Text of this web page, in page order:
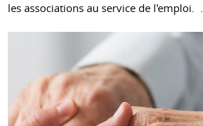
les associations au service de l'emploi. ...